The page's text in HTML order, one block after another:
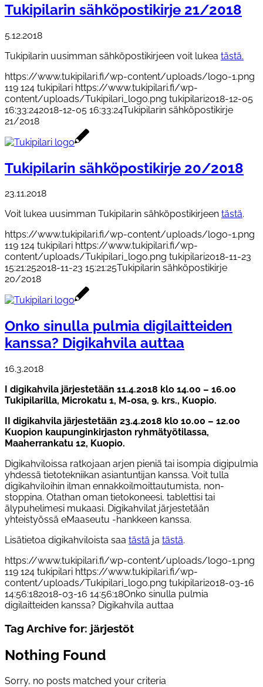
Tukipilarin sähköpostikirje 21/2018
5.12.2018
Tukipilarin uusimman sähköpostikirjeen voit lukea tästä.
https://www.tukipilari.fi/wp-content/uploads/logo-1.png
119 124 tukipilari https://www.tukipilari.fi/wp-
content/uploads/Tukipilari_logo.png tukipilari2018-12-05
16:33:242018-12-05 16:33:24Tukipilarin sähköpostikirje
21/2018
Tukipilarin sähköpostikirje 20/2018
23.11.2018
Voit lukea uusimman Tukipilarin sähköpostikirjeen tästä.
https://www.tukipilari.fi/wp-content/uploads/logo-1.png
119 124 tukipilari https://www.tukipilari.fi/wp-
content/uploads/Tukipilari_logo.png tukipilari2018-11-23
15:21:252018-11-23 15:21:25Tukipilarin sähköpostikirje
20/2018
Onko sinulla pulmia digilaitteiden
kanssa? Digikahvila auttaa
16.3.2018
I digikahvila järjestetään 11.4.2018 klo 14.00 – 16.00
Tukipilarilla, Microkatu 1, M-osa, 9. krs., Kuopio.
II digikahvila järjestetään 23.4.2018 klo 10.00 – 12.00
Kuopion kaupunginkirjaston ryhmätyötilassa,
Maaherrankatu 12, Kuopio.
Digikahviloissa ratkojaan arjen pieniä tai isompia digipulmia
yhdessä tietotekniikan asiantuntijan kanssa. Voit tulla
digikahviloihin ilman ennakkoilmoittautumista, non-
stoppina. Otathan oman tietokoneesi, tablettisi tai
älypuhelimesi mukaasi. Digikahvilat järjestetään
yhteistyössä eMaaseutu -hankkeen kanssa.
Lisätietoa digikahviloista saa tästä ja tästä.
https://www.tukipilari.fi/wp-content/uploads/logo-1.png
119 124 tukipilari https://www.tukipilari.fi/wp-
content/uploads/Tukipilari_logo.png tukipilari2018-03-16
14:56:182018-03-16 14:56:18Onko sinulla pulmia
digilaitteiden kanssa? Digikahvila auttaa
Tag Archive for: järjestöt
Nothing Found
Sorry, no posts matched your criteria